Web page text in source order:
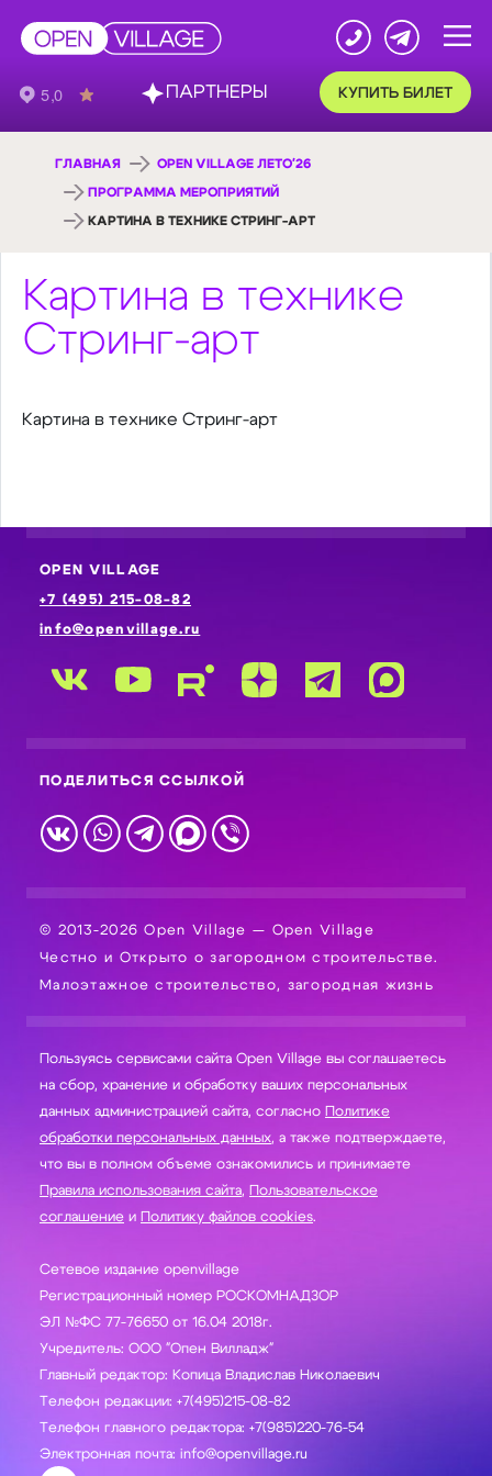
КУПИТЬ БИЛЕТ
ГЛАВНАЯ OPEN VILLAGE ЛЕТО'26
ПРОГРАММА МЕРОПРИЯТИЙ
КАРТИНА В ТЕХНИКЕ СТРИНГ-АРТ
Картина в технике
Стринг-арт
Картина в технике Стринг-арт
OPEN VILLAGE
+7 (495) 215-08-82
info@openvillage.ru
ПОДЕЛИТЬСЯ ССЫЛКОЙ
© 2013-2026 Open Village — Open Village
Честно и Открыто о загородном строительстве.
Малоэтажное строительство, загородная жизнь
Пользуясь сервисами сайта Open Village вы соглашаетесь
на сбор, хранение и обработку ваших персональных
данных администрацией сайта, согласно Политике
обработки персональных данных, а также подтверждаете,
что вы в полном объеме ознакомились и принимаете
Правила использования сайта, Пользовательское
соглашение и Политику файлов cookies.
Сетевое издание openvillage
Регистрационный номер РОСКОМНАДЗОР
ЭЛ №ФС 77-76650 от 16.04 2018г.
Учредитель: ООО "Опен Вилладж"
Главный редактор: Копица Владислав Николаевич
Телефон редакции: +7(495)215-08-82
Телефон главного редактора: +7(985)220-76-54
Электронная почта: info@openvillage.ru